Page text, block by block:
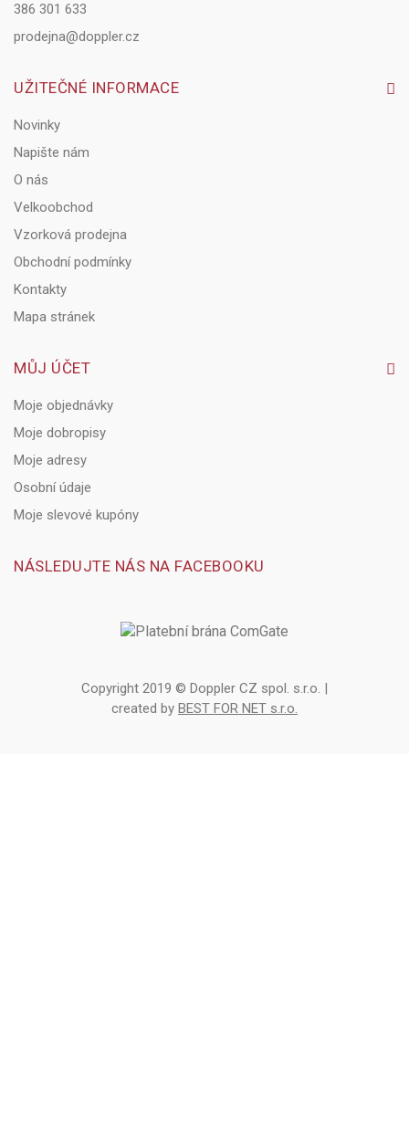
386 301 633
prodejna@doppler.cz
UŽITEČNÉ INFORMACE
Novinky
Napište nám
O nás
Velkoobchod
Vzorková prodejna
Obchodní podmínky
Kontakty
Mapa stránek
MŮJ ÚČET
Moje objednávky
Moje dobropisy
Moje adresy
Osobní údaje
Moje slevové kupóny
NÁSLEDUJTE NÁS NA FACEBOOKU
Copyright 2019 © Doppler CZ spol. s.r.o. |
created by BEST FOR NET s.r.o.